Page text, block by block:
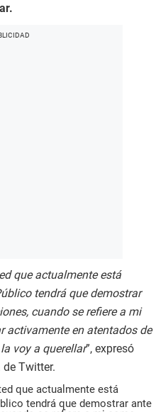
que actualmente está
tendrá que demostrar
cuando se refiere a mi
activamente en atentados de
voy a querellar”, expresó
Twitter.
que actualmente está
tendrá que demostrar ante